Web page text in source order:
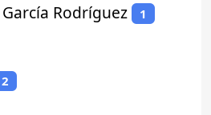
Rodríguez 1
2